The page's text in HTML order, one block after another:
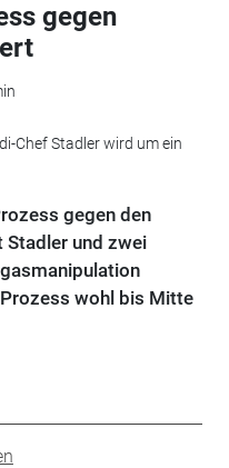
gegen
Chef Stadler wird um ein
gegen den
Stadler und zwei
wohl bis Mitte